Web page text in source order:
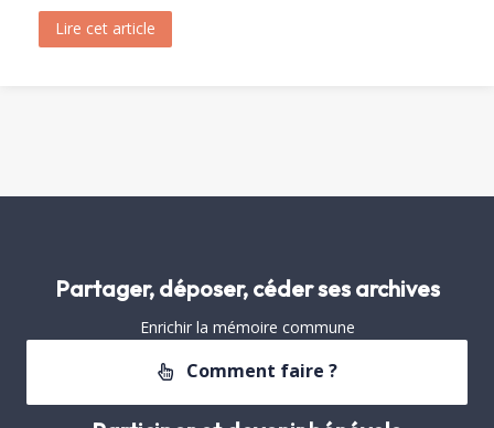
Lire cet article
Partager, déposer, céder ses archives
Enrichir la mémoire commune
Comment faire ?